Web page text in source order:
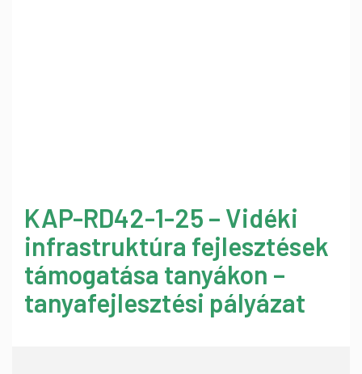
KAP-RD42-1-25 – Vidéki
infrastruktúra fejlesztések
támogatása tanyákon –
tanyafejlesztési pályázat